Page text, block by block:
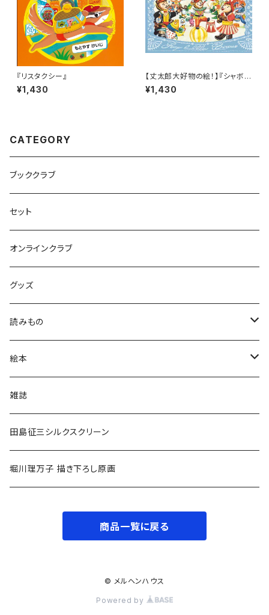
『リスタクシー』
¥1,430
【丈太郎大好物の絵！】『シャボン
だまサーカス』
¥1,430
CATEGORY
ブッククラブ
セット
オンラインクラブ
グッズ
読みもの
小学低学年〜
小学中学年〜
小学高学年〜
中高生〜
絵本
0〜2歳〜
3〜5歳〜
小学低学年〜
小学高学年〜
雑誌
田島征三シルクスクリーン
堀川理万子 描き下ろし原画
商品一覧に戻る
© メルヘンハウス
Powered by